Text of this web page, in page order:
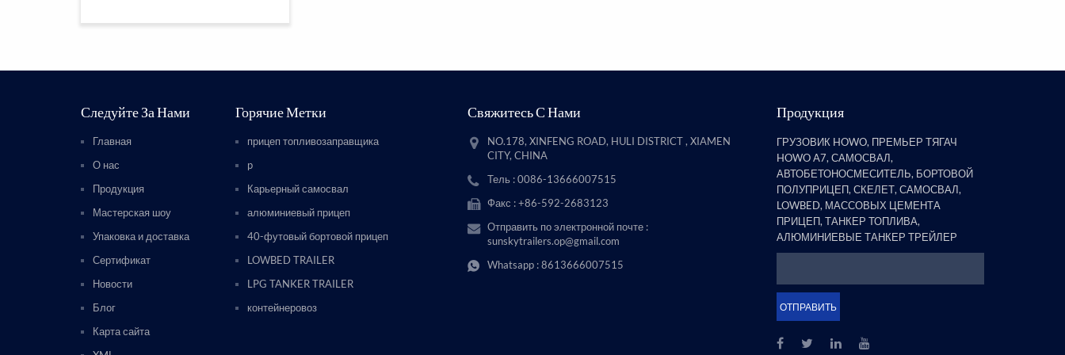
Следуйте За Нами
Главная
О нас
Продукция
Мастерская шоу
Упаковка и доставка
Сертификат
Новости
Блог
Карта сайта
Горячие Метки
прицеп топливозаправщика
p
Карьерный самосвал
алюминиевый прицеп
40-футовый бортовой прицеп
LOWBED TRAILER
LPG TANKER TRAILER
контейнеровоз
Свяжитесь С Нами
NO.178, XINFENG ROAD, HULI DISTRICT , XIAMEN
CITY, CHINA
Тель : 0086-13666007515
Факс : +86-592-2683123
Отправить по электронной почте :
sunskytrailers.op@gmail.com
Whatsapp :8613666007515
Продукция
ГРУЗОВИК HOWO, ПРЕМЬЕР ТЯГАЧ
HOWO A7, САМОСВАЛ,
АВТОБЕТОНОСМЕСИТЕЛЬ, БОРТОВОЙ
ПОЛУПРИЦЕП, СКЕЛЕТ, САМОСВАЛ,
LOWBED, МАССОВЫХ ЦЕМЕНТА
ПРИЦЕП, ТАНКЕР ТОПЛИВА,
АЛЮМИНИЕВЫЕ ТАНКЕР ТРЕЙЛЕР